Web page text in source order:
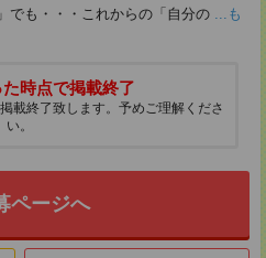
でも・・・これからの「自分の ...も
時点で掲載終了
載終了致します。予めご理解くださ
い。
ページへ